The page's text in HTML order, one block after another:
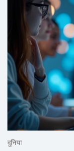
दुनिया